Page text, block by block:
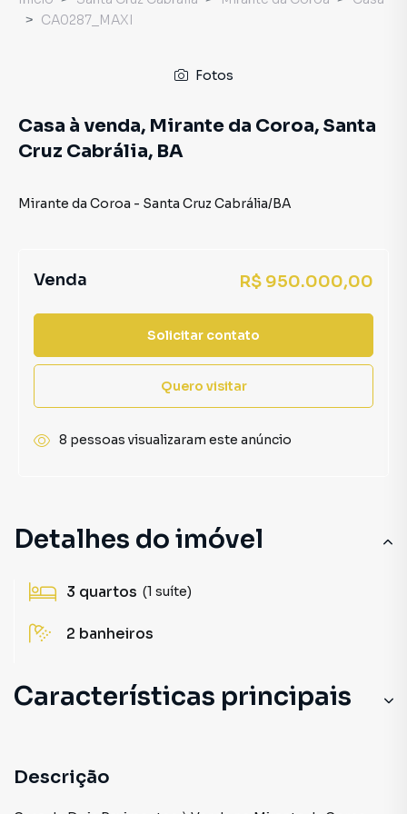
Detalhes do imóvel
3 quartos (1 suíte)
2 banheiros
Características principais
Descrição
CA0287_MAXI
Fotos
Casa à venda, Mirante da Coroa, Santa
Cruz Cabrália, BA
Mirante da Coroa - Santa Cruz Cabrália/BA
Venda R$ 950.000,00
Solicitar contato
Quero visitar
8 pessoas visualizaram este anúncio